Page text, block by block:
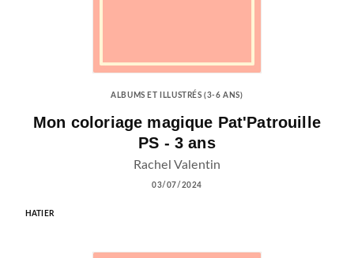
ALBUMS ET ILLUSTRÉS (3-6 ANS)
Mon coloriage magique Pat'Patrouille
PS - 3 ans
Rachel Valentin
03/07/2024
HATIER